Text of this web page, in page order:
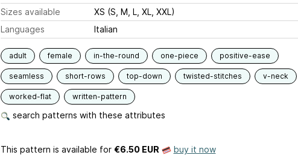
Sizes available
XS (S, M, L, XL, XXL)
Languages
Italian
adult female in-the-round one-piece positive-ease
seamless short-rows top-down twisted-stitches v-neck
worked-flat written-pattern
search patterns with these attributes
This pattern is available for €6.50 EUR buy it now